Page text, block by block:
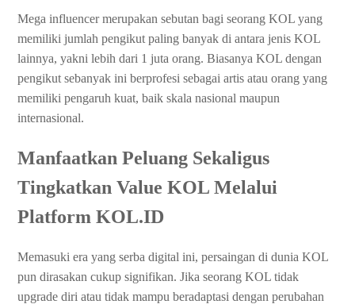
Mega influencer merupakan sebutan bagi seorang KOL yang
memiliki jumlah pengikut paling banyak di antara jenis KOL
lainnya, yakni lebih dari 1 juta orang. Biasanya KOL dengan
pengikut sebanyak ini berprofesi sebagai artis atau orang yang
memiliki pengaruh kuat, baik skala nasional maupun
internasional.
Manfaatkan Peluang Sekaligus
Tingkatkan Value KOL Melalui
Platform KOL.ID
Memasuki era yang serba digital ini, persaingan di dunia KOL
pun dirasakan cukup signifikan. Jika seorang KOL tidak
upgrade diri atau tidak mampu beradaptasi dengan perubahan